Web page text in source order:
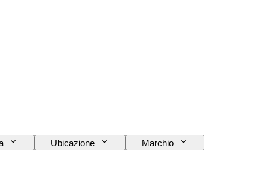
Ubicazione
Marchio